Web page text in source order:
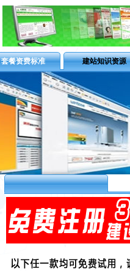
套餐资费标准 建站知识资源